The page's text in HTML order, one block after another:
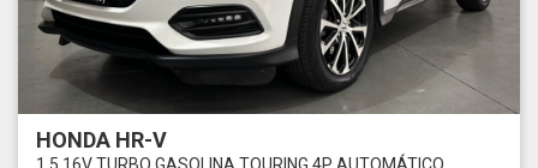
HONDA HR-V
1.5 16V TURBO GASOLINA TOURING 4P AUTOMÁTICO